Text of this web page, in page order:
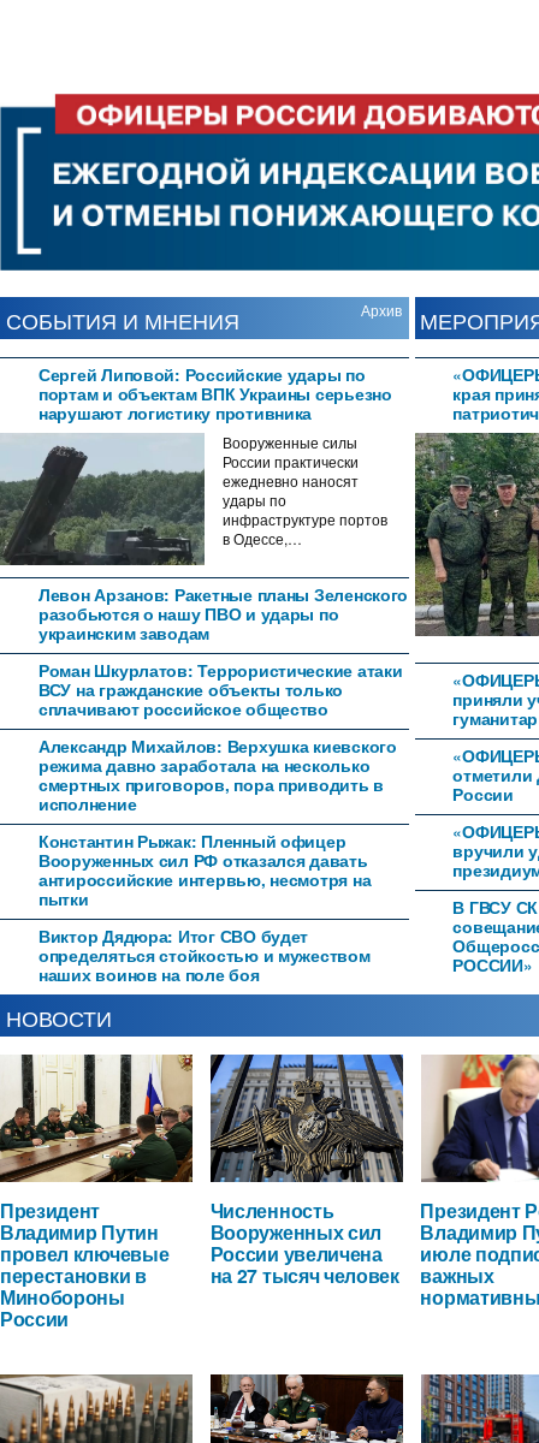
СОБЫТИЯ И МНЕНИЯ Архив
Сергей Липовой: Российские удары по
портам и объектам ВПК Украины серьезно
нарушают логистику противника
Вооруженные силы
России практически
ежедневно наносят
удары по
инфраструктуре портов
в Одессе,…
Левон Арзанов: Ракетные планы Зеленского
разобьются о нашу ПВО и удары по
украинским заводам
Роман Шкурлатов: Террористические атаки
ВСУ на гражданские объекты только
сплачивают российское общество
Александр Михайлов: Верхушка киевского
режима давно заработала на несколько
смертных приговоров, пора приводить в
исполнение
Константин Рыжак: Пленный офицер
Вооруженных сил РФ отказался давать
антироссийские интервью, несмотря на
пытки
Виктор Дядюра: Итог СВО будет
определяться стойкостью и мужеством
наших воинов на поле боя
края
приняли
отметили
России
вручили
В ГВСУ СК
РОССИИ»
НОВОСТИ
Президент
Владимир Путин
провел ключевые
перестановки в
Минобороны
России
Численность
Вооруженных сил
России увеличена
на 27 тысяч человек
Президент
Владимир
июле
важных